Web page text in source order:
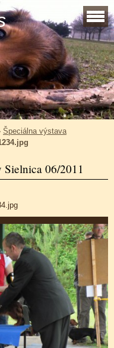
Špeciálna výstava
Sielnica 06/2011